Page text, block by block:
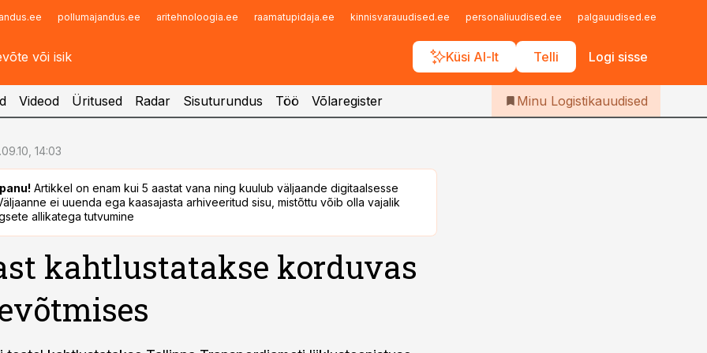
pollumajandus.ee aritehnoloogia.ee raamatupidaja.ee kinnisvarauudised.ee personaliuudised.ee palgauudised.ee
Küsi AI-lt Telli Logi sisse
Infopank
Iseteenindus
Telli Logistikauudised
Videod Üritused Radar Sisuturundus Töö Võlaregister Minu Logistikauudised
14:03
Artikkel on enam kui 5 aastat vana ning kuulub väljaande digitaalsesse
ei uuenda ega kaasajasta arhiveeritud sisu, mistõttu võib olla vajalik
allikatega tutvumine
kahtlustatakse korduvas